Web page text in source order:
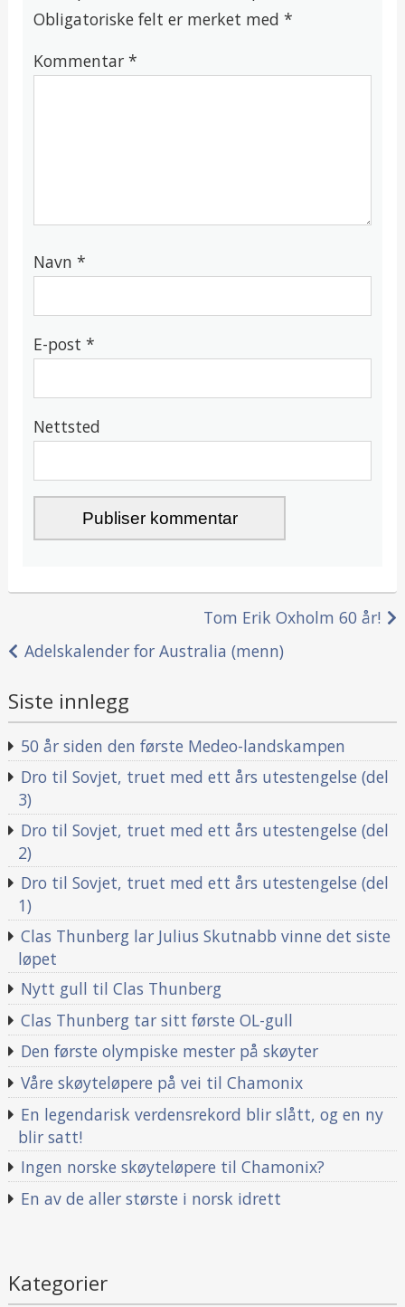
Obligatoriske felt er merket med *
Kommentar *
Navn *
E-post *
Nettsted
InnleggsnavigasjonTom Erik Oxholm 60 år!
Adelskalender for Australia (menn)
Siste innlegg
50 år siden den første Medeo-landskampen
Dro til Sovjet, truet med ett års utestengelse (del
3)
Dro til Sovjet, truet med ett års utestengelse (del
2)
Dro til Sovjet, truet med ett års utestengelse (del
1)
Clas Thunberg lar Julius Skutnabb vinne det siste
løpet
Nytt gull til Clas Thunberg
Clas Thunberg tar sitt første OL-gull
Den første olympiske mester på skøyter
Våre skøyteløpere på vei til Chamonix
En legendarisk verdensrekord blir slått, og en ny
blir satt!
Ingen norske skøyteløpere til Chamonix?
En av de aller største i norsk idrett
Kategorier